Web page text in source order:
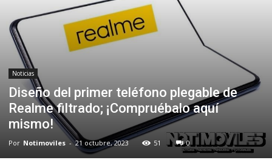
Noticias
Diseño del primer teléfono plegable de
Realme filtrado; ¡Compruébalo aquí
mismo!
Por Notimoviles - 21 octubre, 2023 51 0